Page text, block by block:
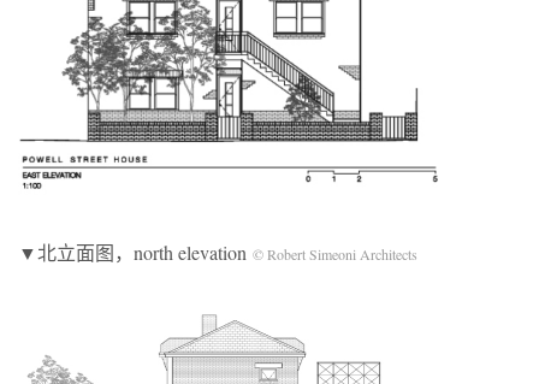
▼北立面图，north elevation © Robert Simeoni Architects